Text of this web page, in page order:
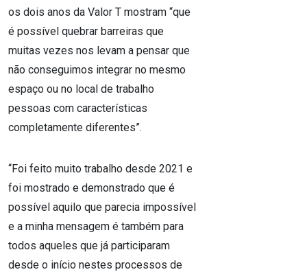
os dois anos da Valor T mostram “que
é possível quebrar barreiras que
muitas vezes nos levam a pensar que
não conseguimos integrar no mesmo
espaço ou no local de trabalho
pessoas com características
completamente diferentes”.
“Foi feito muito trabalho desde 2021 e
foi mostrado e demonstrado que é
possível aquilo que parecia impossível
e a minha mensagem é também para
todos aqueles que já participaram
desde o início nestes processos de